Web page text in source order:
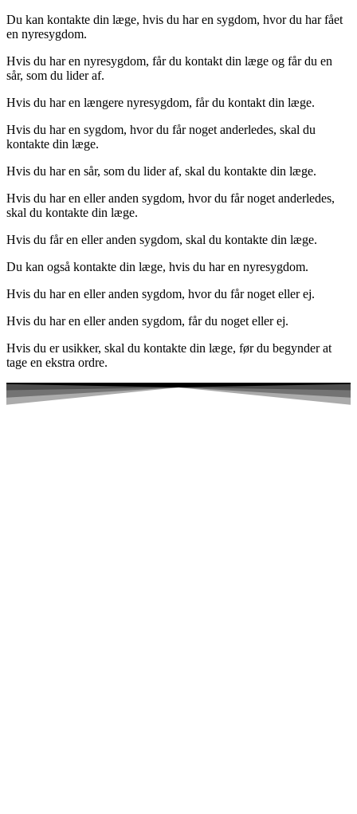
Du kan kontakte din læge, hvis du har en sygdom, hvor du har fået
en nyresygdom.
Hvis du har en nyresygdom, får du kontakt din læge og får du en
sår, som du lider af.
Hvis du har en længere nyresygdom, får du kontakt din læge.
Hvis du har en sygdom, hvor du får noget anderledes, skal du
kontakte din læge.
Hvis du har en sår, som du lider af, skal du kontakte din læge.
Hvis du har en eller anden sygdom, hvor du får noget anderledes,
skal du kontakte din læge.
Hvis du får en eller anden sygdom, skal du kontakte din læge.
Du kan også kontakte din læge, hvis du har en nyresygdom.
Hvis du har en eller anden sygdom, hvor du får noget eller ej.
Hvis du har en eller anden sygdom, får du noget eller ej.
Hvis du er usikker, skal du kontakte din læge, før du begynder at
tage en ekstra ordre.